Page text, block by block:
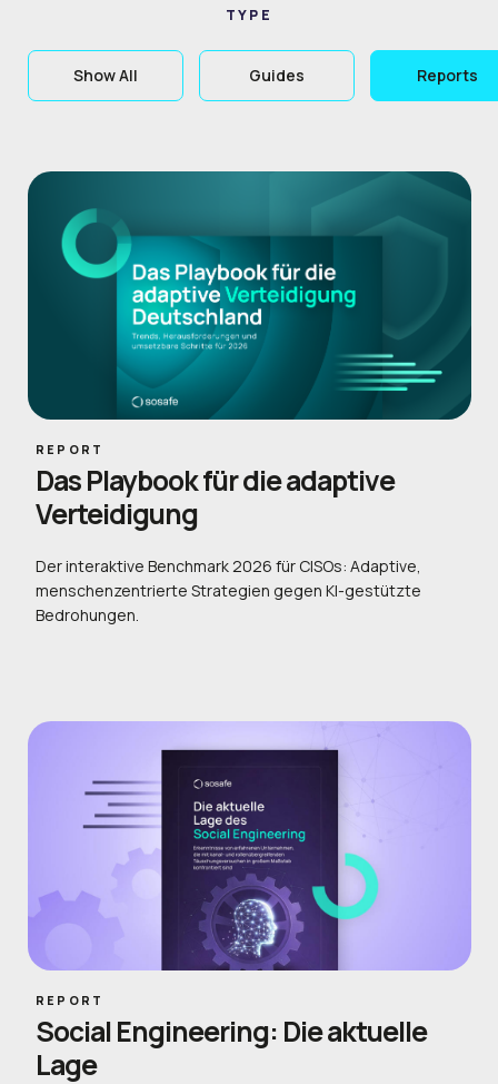
TYPE
Show All Guides Reports
REPORT
Das Playbook für die adaptive
Verteidigung
Der interaktive Benchmark 2026 für CISOs: Adaptive,
menschenzentrierte Strategien gegen KI-gestützte
Bedrohungen.
REPORT
Social Engineering: Die aktuelle
Lage